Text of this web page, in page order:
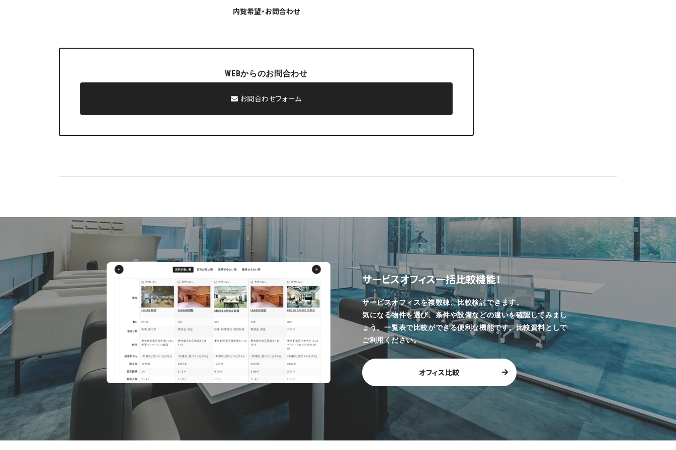
内覧希望・お問合わせ
WEBからのお問合わせ
お問合わせフォーム
サービスオフィス一括比較機能！
サービスオフィスを複数棟、比較検討できます。
気になる物件を選び、条件や設備などの違いを確認してみまし
ょう。一覧表で比較ができる便利な機能です。比較資料として
ご利用ください。
オフィス比較